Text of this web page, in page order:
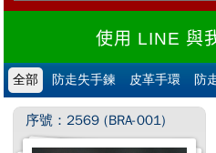
使用 LINE 與